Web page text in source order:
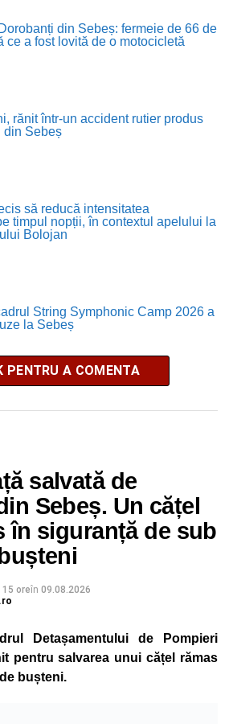
din Sebeș: fermeie de 66 de
ce a fost lovită de o motocicletă
rănit într-un accident rutier produs
din Sebeș
să reducă intensitatea
timpul nopții, în contextul apelului la
Bolojan
String Symphonic Camp 2026 a
la Sebeș
PENTRU A COMENTA
salvată de
Sebeș. Un cățel
în siguranță de sub
oreîn 09.08.2026
Detașamentului de Pompieri
pentru salvarea unui cățel rămas
bușteni.